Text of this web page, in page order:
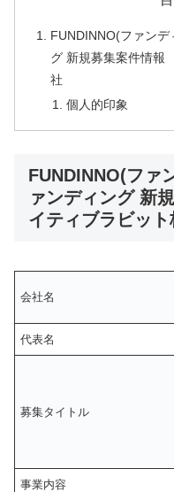
FUNDINNO(ファン
グ 新規募集案件情
社
個人的印象
FUNDINNO(フ
ァンディング 新
イティブラビッ
会社名
代表名
募集タイトル
事業内容